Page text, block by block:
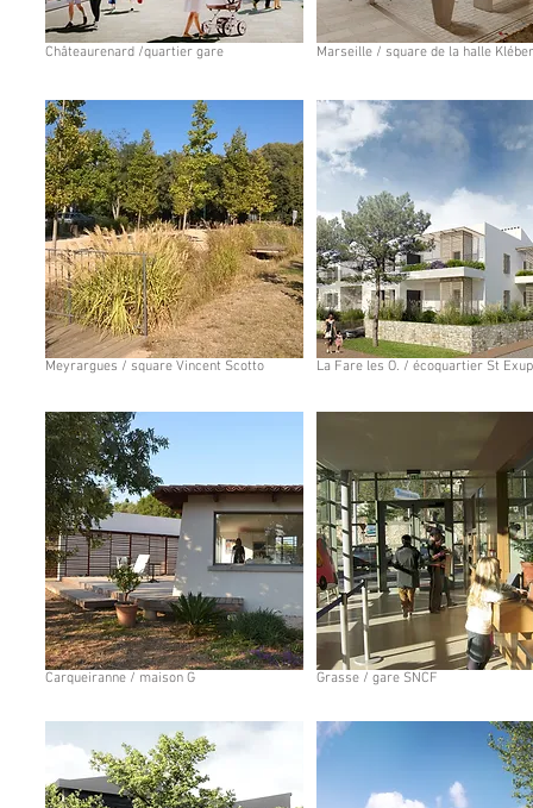
Châteaurenard /quartier gare Marseille / square de la halle Kléber
Meyrargues / square Vincent Scotto La Fare les O. / écoquartier St
Carqueiranne / maison G Grasse / gare SNCF